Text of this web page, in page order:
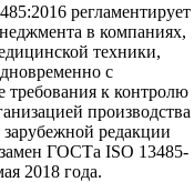
регламентирует
в компаниях,
техники,
с
к контролю
производства
редакции
ГОСТа ISO 13485-
2018 года.